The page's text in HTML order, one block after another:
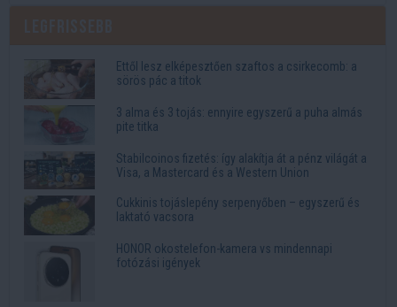
Ettől lesz elképesztően szaftos a csirkecomb: a
sörös pác a titok
3 alma és 3 tojás: ennyire egyszerű a puha almás
pite titka
Stabilcoinos fizetés: így alakítja át a pénz világát a
Visa, a Mastercard és a Western Union
Cukkinis tojáslepény serpenyőben – egyszerű és
laktató vacsora
HONOR okostelefon-kamera vs mindennapi
fotózási igények